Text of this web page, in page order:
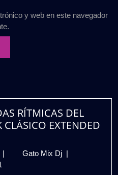
y web en este navegador
RÍTMICAS DEL
EXTENDED
4
de
| Gato Mix Dj LAS
|